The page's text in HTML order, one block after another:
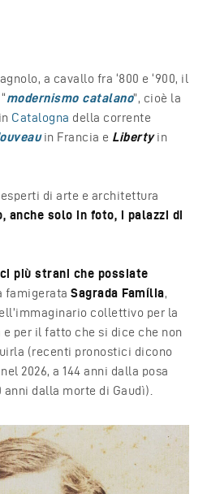
a cavallo fra ‘800 e ‘900, il
modernismo catalano”, cioè la
Catalogna della corrente
in Francia e Liberty in
di arte e architettura
anche solo in foto, i palazzi di
più strani che possiate
famigerataSagrada Família,
collettivo per la
per il fatto che si dice che non
(recenti pronostici dicono
2026, a 144 anni dalla posa
dalla morte di Gaudì).